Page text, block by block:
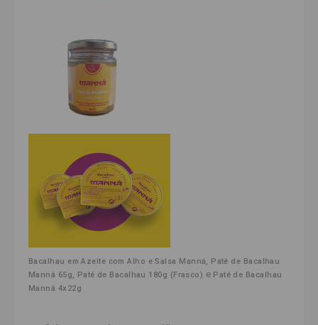
Bacalhau em Azeite com Alho e Salsa Manná
Paté de Bacalhau
Manná 65g
Paté de Bacalhau 180g (Frasco) e Paté de Bacalhau
Manná 4x22g